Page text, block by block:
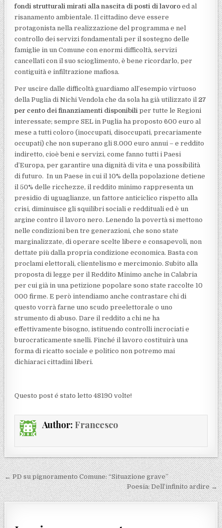
fondi strutturali mirati alla nascita di posti di lavoro ed al
risanamento ambientale. Il cittadino deve essere
protagonista nella realizzazione del programma e nel
controllo dei servizi fondamentali per il sostegno delle
famiglie in un Comune con enormi difficoltà, servizi
cancellati con il suo scioglimento, è bene ricordarlo, per
contiguità e infiltrazione mafiosa.
Per uscire dalle difficoltà guardiamo all’esempio virtuoso
della Puglia di Nichi Vendola che da sola ha già utilizzato il 27
per cento dei finanziamenti disponibili per tutte le Regioni
interessate; sempre SEL in Puglia ha proposto 600 euro al
mese a tutti coloro (inoccupati, disoccupati, precariamente
occupati) che non superano gli 8.000 euro annui – e reddito
indiretto, cioè beni e servizi, come fanno tutti i Paesi
d’Europa, per garantire una dignità di vita e una possibilità
di futuro. In un Paese in cui il 10% della popolazione detiene
il 50% delle ricchezze, il reddito minimo rappresenta un
presidio di uguaglianze, un fattore anticiclico rispetto alla
crisi, diminuisce gli squilibri sociali e reddituali ed è un
argine contro il lavoro nero. Lenendo la povertà si mettono
nelle condizioni ben tre generazioni, che sono state
marginalizzate, di operare scelte libere e consapevoli, non
dettate più dalla propria condizione economica. Basta con
proclami elettorali, clientelismo e mercimonio. Subito alla
proposta di legge per il Reddito Minimo anche in Calabria
per cui già in una petizione popolare sono state raccolte 10
000 firme. E però intendiamo anche contrastare chi di
questo vorrà farne uno scudo preelettorale o uno
strumento di abuso. Dare il reddito a chi ne ha
effettivamente bisogno, istituendo controlli incrociati e
burocraticamente snelli. Finché il lavoro costituirà una
forma di ricatto sociale e politico non potremo mai
dichiaraci cittadini liberi.
Questo post é stato letto 48190 volte!
Author: Francesco
Navigazione articoli
← PD su pignoramento Comune: “Situazione grave”
Poesia: Dell’infinito ardire →